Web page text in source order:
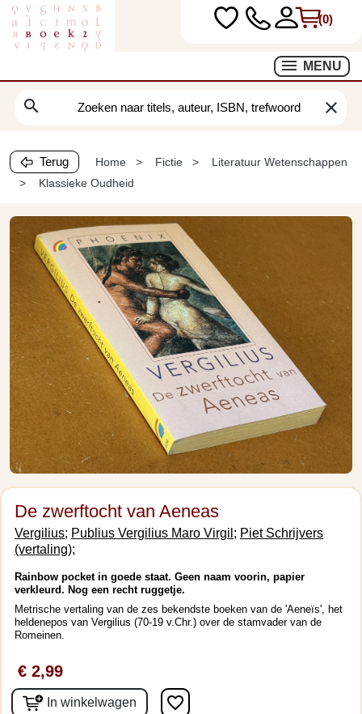
(0)
MENU
search clear
Terug Home Fictie
Literatuur Wetenschappen
Klassieke Oudheid
De zwerftocht van Aeneas
Vergilius; Publius Vergilius Maro Virgil; Piet Schrijvers
(vertaling);
Rainbow pocket in goede staat. Geen naam voorin, papier
verkleurd. Nog een recht ruggetje.
Metrische vertaling van de zes bekendste boeken van de 'Aeneïs', het
heldenepos van Vergilius (70-19 v.Chr.) over de stamvader van de
Romeinen.
€ 2,99
In winkelwagen favorite_border